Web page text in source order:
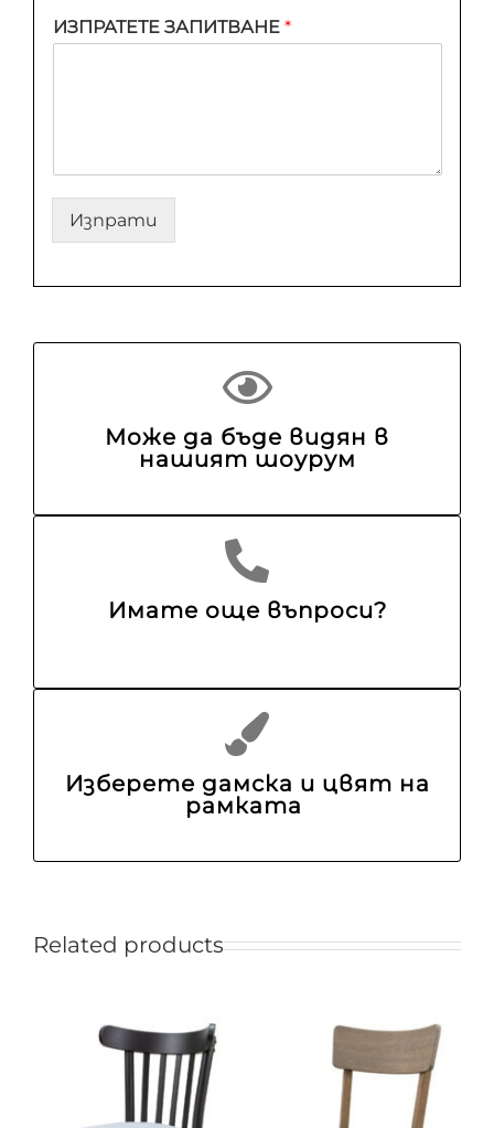
ИЗПРАТЕТЕ ЗАПИТВАНЕ *
Изпрати
Може да бъде видян в
нашият шоурум
Имате още въпроси?
Изберете дамска и цвят на
рамката
Related products